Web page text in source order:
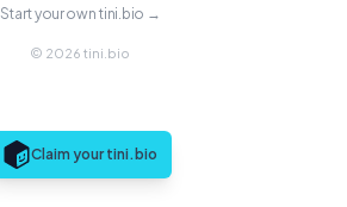
Claim your tini.bio
Start your own tini.bio →
© 2026 tini.bio